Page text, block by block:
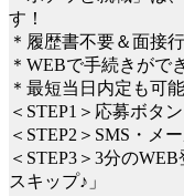
す！
＊履歴書不要＆面接
＊WEBで手続きがで
＊最短当日内定も可能
＜STEP1＞応募ボタ
＜STEP2＞SMS・メ
＜STEP3＞3分の
スキップ♪」